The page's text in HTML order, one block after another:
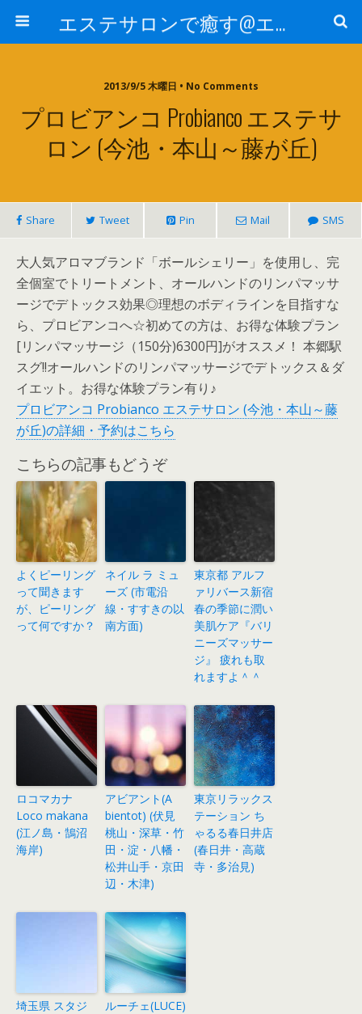
エステサロンで癒す@エステ～全国エステ情報
2013/9/5 木曜日 • No Comments
プロビアンコ Probianco エステサ
ロン (今池・本山～藤が丘)
Share Tweet Pin Mail SMS
大人気アロマブランド「ボールシェリー」を使用し、完
全個室でトリートメント、オールハンドのリンパマッサ
ージでデトックス効果◎理想のボディラインを目指すな
ら、プロビアンコへ☆初めての方は、お得な体験プラン
[リンパマッサージ（150分)6300円]がオススメ！ 本郷駅
スグ!!オールハンドのリンパマッサージでデトックス＆ダ
イエット。お得な体験プラン有り♪
プロビアンコ Probianco エステサロン (今池・本山～藤
が丘)の詳細・予約はこちら
こちらの記事もどうぞ
よくピーリング
って聞きます
が、ピーリング
って何ですか？
ネイル ラ ミュ
ーズ (市電沿
線・すすきの以
南方面)
東京都 アルフ
ァリバース新宿
春の季節に潤い
美肌ケア『バリ
ニーズマッサー
ジ』 疲れも取
れますよ＾＾
ロコマカナ
Loco makana
(江ノ島・鵠沼
海岸)
アビアント(A
bientot) (伏見
桃山・深草・竹
田・淀・八幡・
松井山手・京田
辺・木津)
東京リラックス
テーション ち
ゃるる春日井店
(春日井・高蔵
寺・多治見)
埼玉県 スタジ
ルーチェ(LUCE)